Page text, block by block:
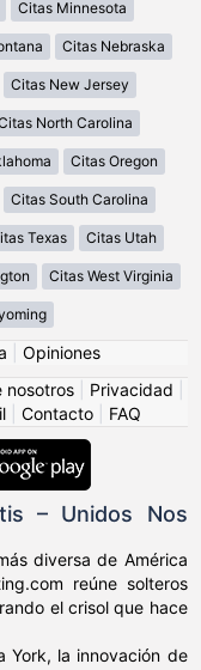
Citas Minnesota
Citas Nebraska
Citas New Jersey
North Carolina
Citas Oregon
Citas South Carolina
Texas Citas Utah
Citas West Virginia
Opiniones
nosotros Privacidad
Contacto FAQ
– Unidos Nos
diversa de América
reúne solteros
el crisol que hace
York, la innovación de